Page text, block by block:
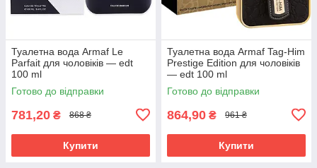
Туалетна вода Armaf Le
Parfait для чоловіків — edt
100 ml
Готово до відправки
781,20 ₴ 868 ₴
Купити
Туалетна вода Armaf Tag-Him
Prestige Edition для чоловіків
— edt 100 ml
Готово до відправки
864,90 ₴ 961 ₴
Купити